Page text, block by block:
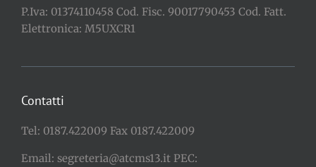
P.Iva: 01374110458 Cod. Fisc. 90017790453 Cod. Fatt.
Elettronica: M5UXCR1
Contatti
Tel: 0187.422009 Fax 0187.422009
Email: segreteria@atcms13.it PEC: